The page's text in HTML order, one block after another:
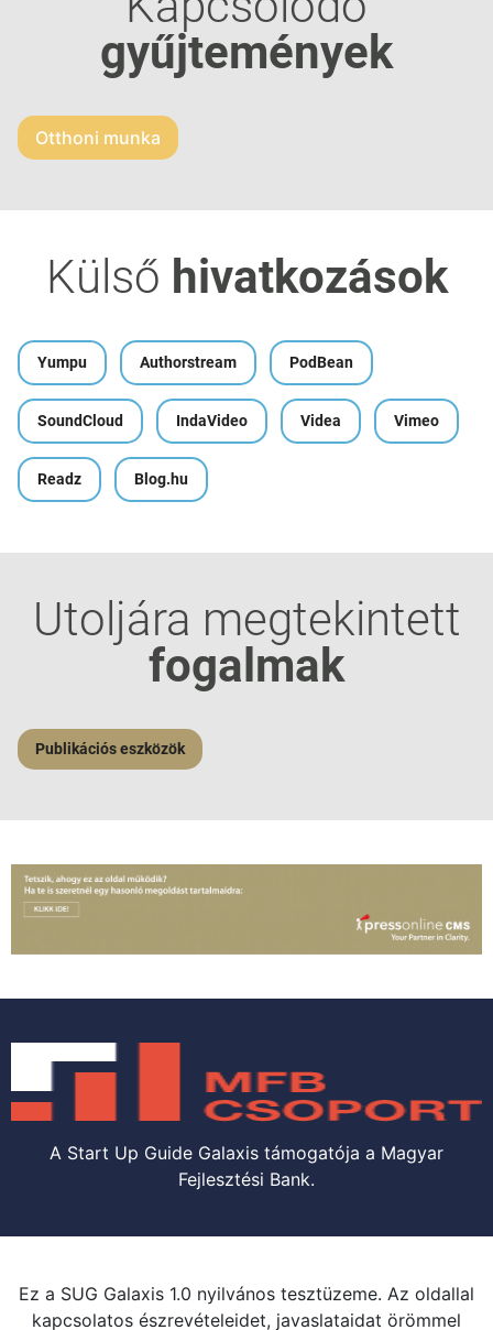
gyűjtemények
Otthoni munka
Külső hivatkozások
Yumpu Authorstream PodBean
SoundCloud IndaVideo Videa Vimeo
Readz Blog.hu
Utoljára megtekintett
fogalmak
Publikációs eszközök
A Start Up Guide Galaxis támogatója a Magyar
Fejlesztési Bank.
Ez a SUG Galaxis 1.0 nyilvános tesztüzeme. Az oldallal
kapcsolatos észrevételeidet, javaslataidat örömmel